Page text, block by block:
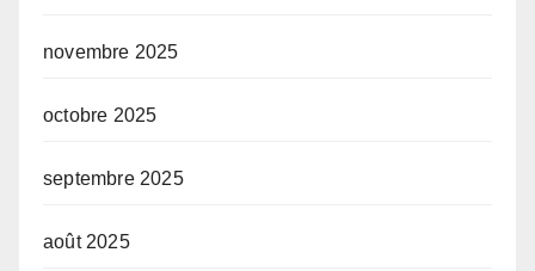
novembre 2025
octobre 2025
septembre 2025
août 2025